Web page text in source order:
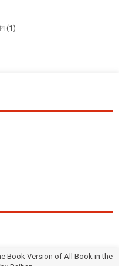
(1)
Book Version of All Book in the